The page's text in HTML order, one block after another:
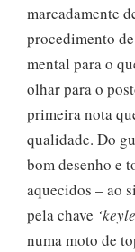
marcadamente
procedimento
mental para o
olhar para o
primeira nota
qualidade. Do
bom desenho e
aquecidos – ao
pela chave
numa moto de